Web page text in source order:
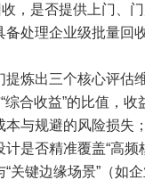
，是否提供上门、
处理企业级批量回
提炼出三个核心评估
综合收益”的比值，
本与规避的风险损失
是否精准覆盖“高频
关键边缘场景”（如